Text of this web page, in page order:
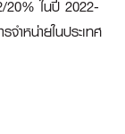
20% ในปี 2022-
จำหน่ายในประเทศ